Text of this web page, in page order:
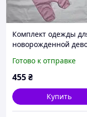
Комплект одежды
новорожденной
Готово к отправке
455₴
Купить